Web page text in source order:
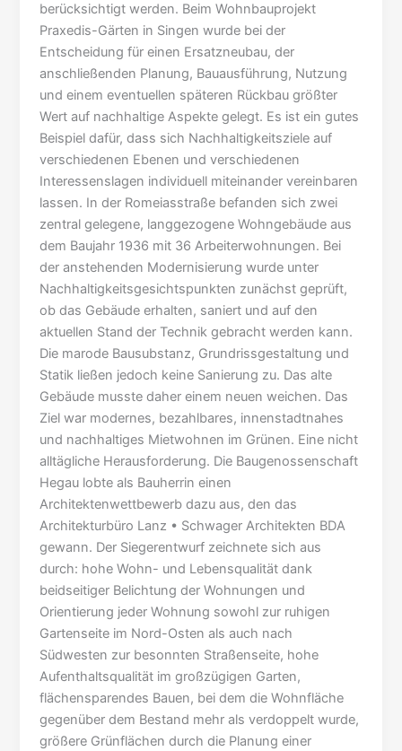
berücksichtigt werden. Beim Wohnbauprojekt
Praxedis-Gärten in Singen wurde bei der
Entscheidung für einen Ersatzneubau, der
anschließenden Planung, Bauausführung, Nutzung
und einem eventuellen späteren Rückbau größter
Wert auf nachhaltige Aspekte gelegt. Es ist ein gutes
Beispiel dafür, dass sich Nachhaltigkeitsziele auf
verschiedenen Ebenen und verschiedenen
Interessenslagen individuell miteinander vereinbaren
lassen. In der Romeiasstraße befanden sich zwei
zentral gelegene, langgezogene Wohngebäude aus
dem Baujahr 1936 mit 36 Arbeiterwohnungen. Bei
der anstehenden Modernisierung wurde unter
Nachhaltigkeitsgesichtspunkten zunächst geprüft,
ob das Gebäude erhalten, saniert und auf den
aktuellen Stand der Technik gebracht werden kann.
Die marode Bausubstanz, Grundrissgestaltung und
Statik ließen jedoch keine Sanierung zu. Das alte
Gebäude musste daher einem neuen weichen. Das
Ziel war modernes, bezahlbares, innenstadtnahes
und nachhaltiges Mietwohnen im Grünen. Eine nicht
alltägliche Herausforderung. Die Baugenossenschaft
Hegau lobte als Bauherrin einen
Architektenwettbewerb dazu aus, den das
Architekturbüro Lanz • Schwager Architekten BDA
gewann. Der Siegerentwurf zeichnete sich aus
durch: hohe Wohn- und Lebensqualität dank
beidseitiger Belichtung der Wohnungen und
Orientierung jeder Wohnung sowohl zur ruhigen
Gartenseite im Nord-Osten als auch nach
Südwesten zur besonnten Straßenseite, hohe
Aufenthaltsqualität im großzügigen Garten,
flächensparendes Bauen, bei dem die Wohnfläche
gegenüber dem Bestand mehr als verdoppelt wurde,
größere Grünflächen durch die Planung einer